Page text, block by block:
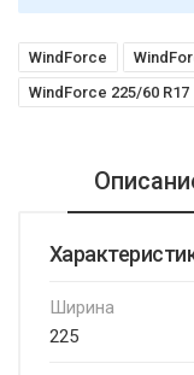
WindForce
WindForce 225/60 R17
Ширина
225